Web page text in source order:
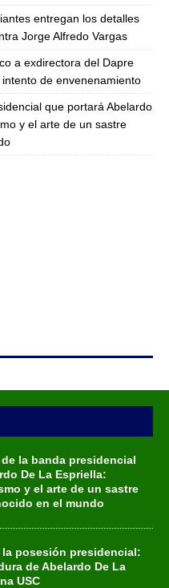
entregan los detalles
Jorge Alfredo Vargas
a exdirectora del Dapre
de envenenamiento
que portará Abelardo
y el arte de un sastre
la banda presidencial
De La Espriella:
y el arte de un sastre
en el mundo
la posesión presidencial:
de Abelardo De La
USC